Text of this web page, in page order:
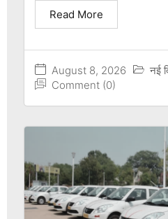
August 8, 2026 नई
Comment (0)
Read More